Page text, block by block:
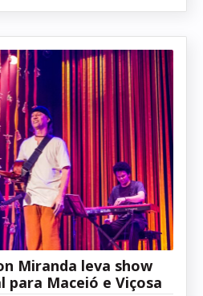
Miranda leva show
Maceió e Viçosa